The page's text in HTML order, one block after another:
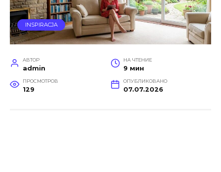
INSPIRACJA
АВТОР
admin
НА ЧТЕНИЕ
9 мин
ПРОСМОТРОВ
129
ОПУБЛИКОВАНО
07.07.2026